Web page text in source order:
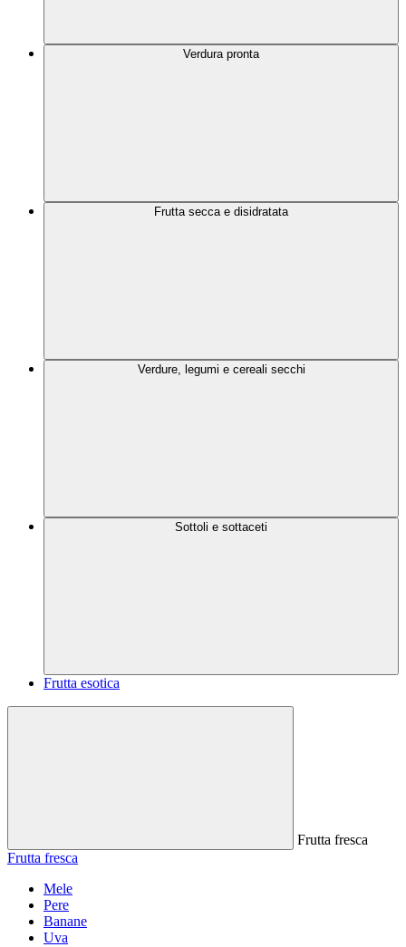
Verdura pronta
Frutta secca e disidratata
Verdure, legumi e cereali secchi
Sottoli e sottaceti
Frutta esotica
Frutta fresca
Frutta fresca
Mele
Pere
Banane
Uva